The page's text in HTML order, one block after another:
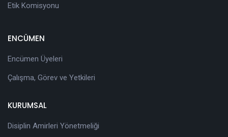
Etik Komisyonu
ENCÜMEN
Encümen Üyeleri
Çalışma, Görev ve Yetkileri
KURUMSAL
Disiplin Amirleri Yönetmeliği